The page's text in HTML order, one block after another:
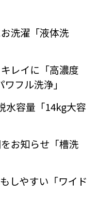
洗濯「液体洗
レイに「高濃度
フル洗浄」
水容量「14kg大容
お知らせ「槽洗
しやすい「ワイド